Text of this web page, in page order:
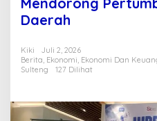
i
a
T
r
Daerah
Kiki
Juli 2, 2026
Berita Ekonomi Ekonomi Dan
Sulteng
127 Dilihat